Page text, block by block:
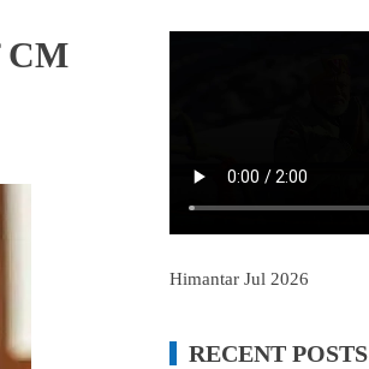
CM
Himantar Jul 2026
RECENT POSTS